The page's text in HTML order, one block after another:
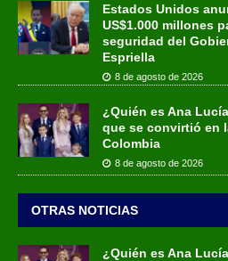
Estados Unidos
US$1.000 millones
seguridad del
Espriella
8 de agosto de 2026
¿Quién es Ana
que se convirtió en
Colombia
8 de agosto de 2026
OTRAS NOTICIAS
¿Quién es Ana